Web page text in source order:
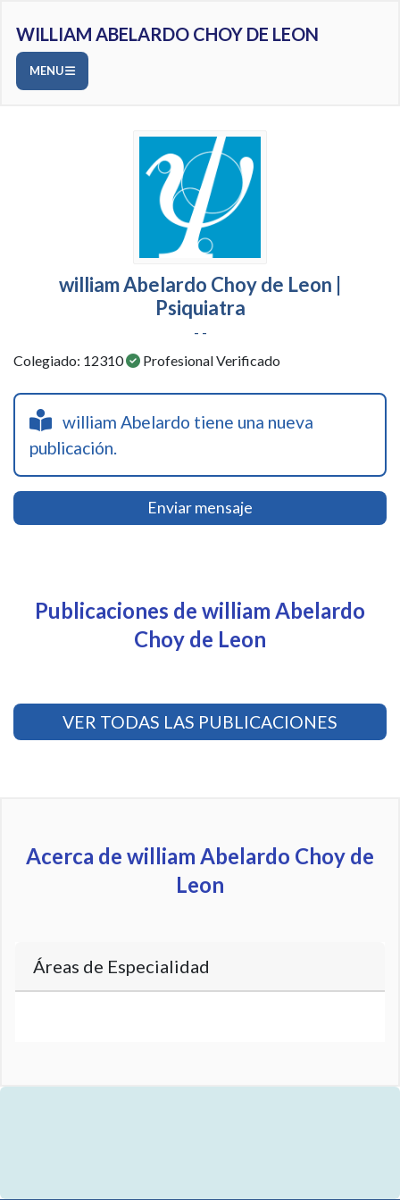
WILLIAM ABELARDO CHOY DE LEON
MENU
william Abelardo Choy de Leon |
Psiquiatra
- -
Colegiado: 12310 Profesional Verificado
william Abelardo tiene una nueva
publicación.
Enviar mensaje
Publicaciones de william Abelardo
Choy de Leon
VER TODAS LAS PUBLICACIONES
Acerca de william Abelardo Choy de
Leon
Áreas de Especialidad